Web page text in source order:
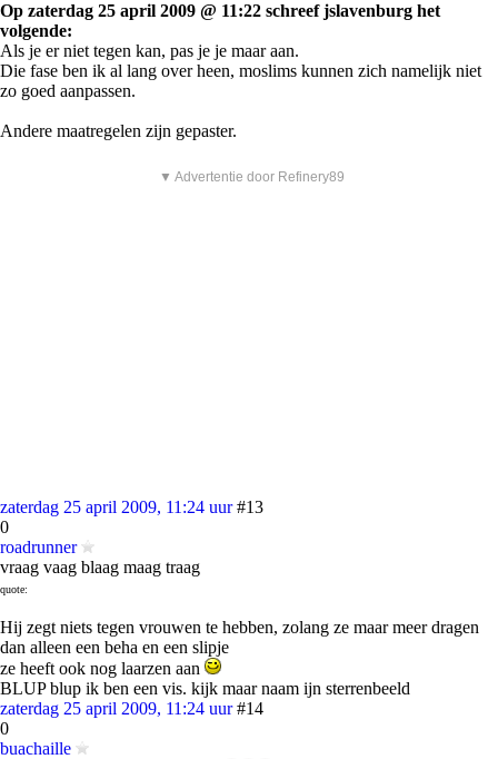
Op zaterdag 25 april 2009 @ 11:22 schreef jslavenburg het
volgende:
Als je er niet tegen kan, pas je je maar aan.
Die fase ben ik al lang over heen, moslims kunnen zich namelijk niet
zo goed aanpassen.
Andere maatregelen zijn gepaster.
▼ Advertentie door Refinery89
zaterdag 25 april 2009, 11:24 uur #13
0
roadrunner
vraag vaag blaag maag traag
quote:
Hij zegt niets tegen vrouwen te hebben, zolang ze maar meer dragen
dan alleen een beha en een slipje
ze heeft ook nog laarzen aan
BLUP blup ik ben een vis. kijk maar naam ijn sterrenbeeld
zaterdag 25 april 2009, 11:24 uur #14
0
buachaille